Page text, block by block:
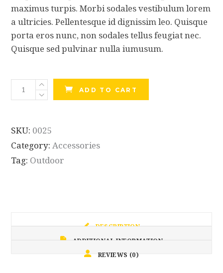
maximus turpis. Morbi sodales vestibulum lorem
a ultricies. Pellentesque id dignissim leo. Quisque
porta eros nunc, non sodales tellus feugiat nec.
Quisque sed pulvinar nulla iumusum.
Hiking
Shoes
ADD TO CART
SKU: 0025
Category:Accessories
Tag: Outdoor
DESCRIPTION
ADDITIONAL INFORMATION
REVIEWS (0)